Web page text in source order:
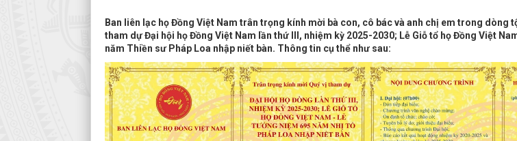
Ban liên lạc họ Đồng Việt Nam trân trọng kính mời bà con, cô bác và anh chị em trong dòng
tham dự Đại hội họ Đồng Việt Nam lần thứ III, nhiệm kỳ 2025-2030; Lễ Giỗ tổ họ Đồng Việt
năm Thiền sư Pháp Loa nhập niết bàn. Thông tin cụ thể như sau: